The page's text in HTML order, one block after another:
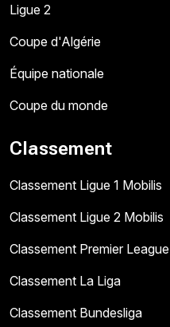
Ligue 2
Coupe d'Algérie
Équipe nationale
Coupe du monde
Classement
Classement Ligue 1 Mobilis
Classement Ligue 2 Mobilis
Classement Premier League
Classement La Liga
Classement Bundesliga